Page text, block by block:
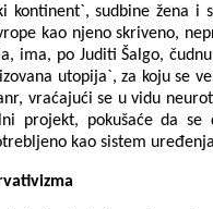
kontinent`, sudbine žena i
kao njeno skriveno,
ima, po Juditi Šalgo,
utopija`, za koju se
vraćajući se u vidu
projekt, pokušaće da
kao sistem